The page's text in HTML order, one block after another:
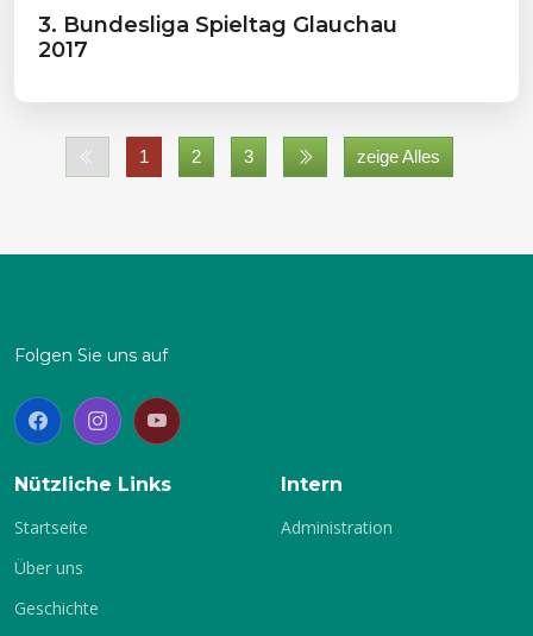
3. Bundesliga Spieltag Glauchau
2017
1 2 3 zeige Alles
Folgen Sie uns auf
Nützliche Links
Startseite
Über uns
Geschichte
Intern
Administration